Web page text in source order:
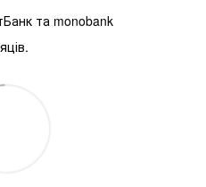
та monobank